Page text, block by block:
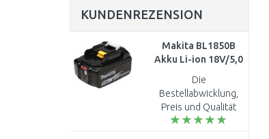
KUNDENREZENSION
Makita BL1850B
Akku Li-ion 18V/5,0
Die
Bestellabwicklung,
Preis und Qualität
sind optimal...